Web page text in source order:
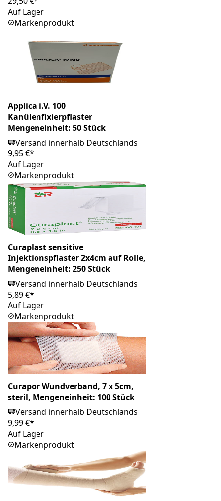
Auf Lager
Markenprodukt
Applica i.V. 100
Kanülenfixierpflaster
Mengeneinheit: 50 Stück
Versand innerhalb Deutschlands
9,95 €*
Auf Lager
Markenprodukt
Curaplast sensitive
Injektionspflaster 2x4cm auf Rolle,
Mengeneinheit: 250 Stück
Versand innerhalb Deutschlands
5,89 €*
Auf Lager
Markenprodukt
Curapor Wundverband, 7 x 5cm,
steril, Mengeneinheit: 100 Stück
Versand innerhalb Deutschlands
9,99 €*
Auf Lager
Markenprodukt